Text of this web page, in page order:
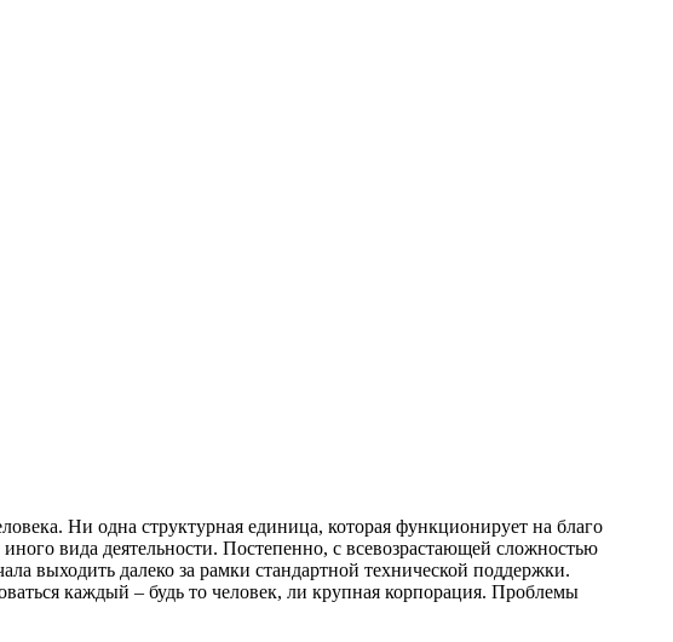
Ни одна структурная единица, которая функционирует на благо
вида деятельности. Постепенно, с всевозрастающей сложностью
выходить далеко за рамки стандартной технической поддержки.
каждый – будь то человек, ли крупная корпорация. Проблемы